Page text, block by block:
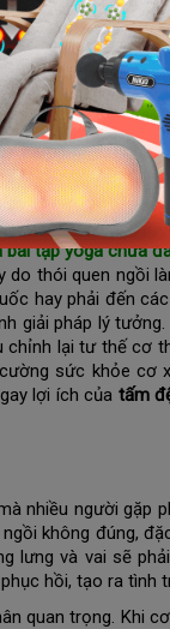
150
tập yoga chữa
do thói quen ngồi
hay phải đến
giải pháp lý
lại tư thế cơ
sức khỏe cơ
lợi ích của tấm
nhiều người gặp
không đúng,
lưng và vai sẽ
hồi, tạo ra tình
quan trọng. Khi